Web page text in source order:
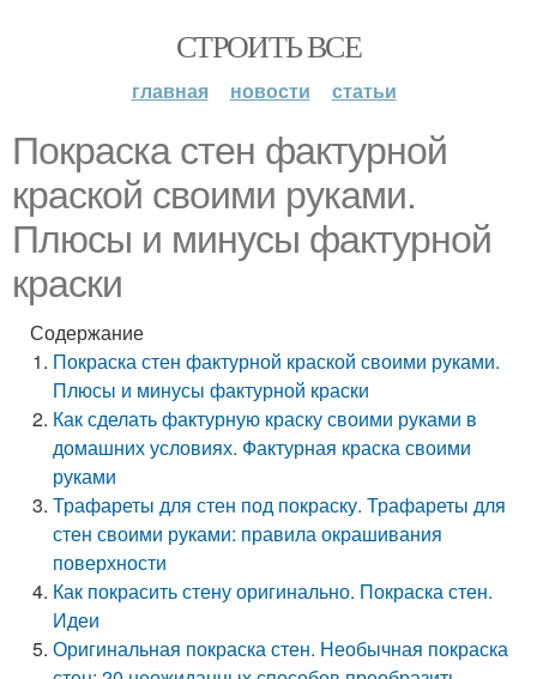
СТРОИТЬ ВСЕ
главная новости статьи
Покраска стен фактурной
краской своими руками.
Плюсы и минусы фактурной
краски
Содержание
Покраска стен фактурной краской своими руками.
Плюсы и минусы фактурной краски
Как сделать фактурную краску своими руками в
домашних условиях. Фактурная краска своими
руками
Трафареты для стен под покраску. Трафареты для
стен своими руками: правила окрашивания
поверхности
Как покрасить стену оригинально. Покраска стен.
Идеи
Оригинальная покраска стен. Необычная покраска